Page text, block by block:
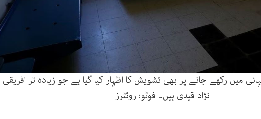
میں رکھے جانے پر بھی تشویش کا اظہار کیا گیا ہے جو زیادہ تر افریقی
نژاد قیدی ہیں۔ فوٹو: روئٹرز